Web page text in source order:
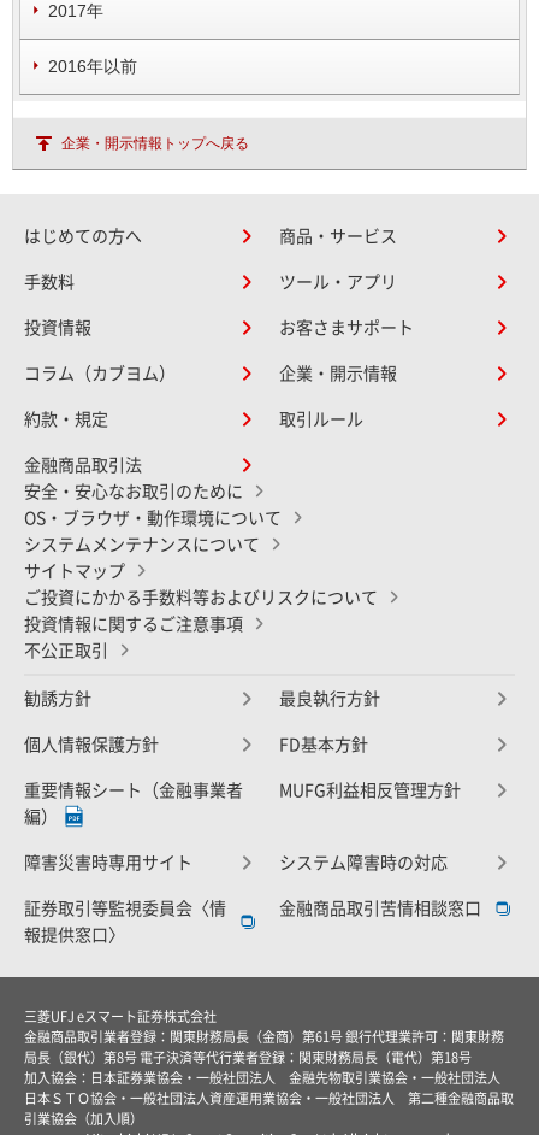
2017年
2016年以前
企業・開示情報トップへ戻る
はじめての方へ 商品・サービス
手数料 ツール・アプリ
投資情報 お客さまサポート
コラム（カブヨム） 企業・開示情報
約款・規定 取引ルール
金融商品取引法
安全・安心なお取引のために
OS・ブラウザ・動作環境について
システムメンテナンスについて
サイトマップ
ご投資にかかる手数料等およびリスクについて
投資情報に関するご注意事項
不公正取引
勧誘方針 最良執行方針
個人情報保護方針 FD基本方針
重要情報シート（金融事業者
編）
MUFG利益相反管理方針
障害災害時専用サイト システム障害時の対応
証券取引等監視委員会〈情
報提供窓口〉
金融商品取引苦情相談窓口
三菱UFJ eスマート証券株式会社
金融商品取引業者登録：関東財務局長（金商）第61号 銀行代理業許可：関東財務
局長（銀代）第8号 電子決済等代行業者登録：関東財務局長（電代）第18号
加入協会：日本証券業協会・一般社団法人 金融先物取引業協会・一般社団法人
日本ＳＴＯ協会・一般社団法人資産運用業協会・一般社団法人 第二種金融商品取
引業協会（加入順）